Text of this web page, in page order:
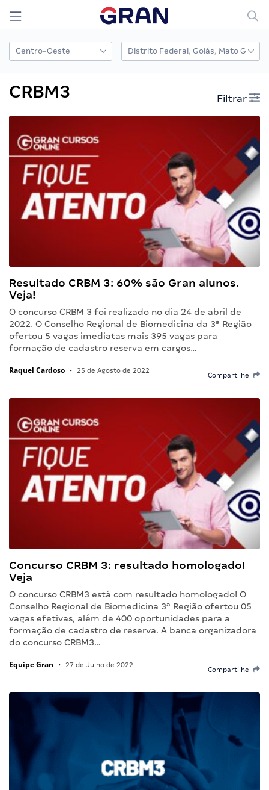
CRBM3 Filtrar
Resultado CRBM 3: 60% são Gran alunos.
Veja!
O concurso CRBM 3 foi realizado no dia 24 de abril de
2022. O Conselho Regional de Biomedicina da 3ª Região
ofertou 5 vagas imediatas mais 395 vagas para
formação de cadastro reserva em cargos…
Raquel Cardoso • 25 de Agosto de 2022
Compartilhe
Concurso CRBM 3: resultado homologado!
Veja
O concurso CRBM3 está com resultado homologado! O
Conselho Regional de Biomedicina 3ª Região ofertou 05
vagas efetivas, além de 400 oportunidades para a
formação de cadastro de reserva. A banca organizadora
do concurso CRBM3…
Equipe Gran • 27 de Julho de 2022
Compartilhe